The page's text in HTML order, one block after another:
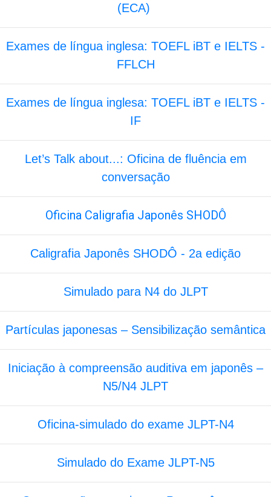
(ECA)
Exames de língua inglesa: TOEFL iBT e IELTS -
FFLCH
Exames de língua inglesa: TOEFL iBT e IELTS -
IF
Let’s Talk about...: Oficina de fluência em
conversação
Oficina Caligrafia Japonês SHODÔ
Caligrafia Japonês SHODÔ - 2a edição
Simulado para N4 do JLPT
Partículas japonesas – Sensibilização semântica
Iniciação à compreensão auditiva em japonês –
N5/N4 JLPT
Oficina-simulado do exame JLPT-N4
Simulado do Exame JLPT-N5